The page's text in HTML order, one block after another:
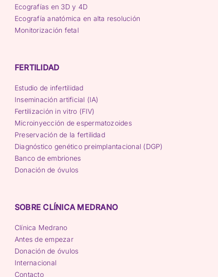
Ecografías en 3D y 4D
Ecografía anatómica en alta resolución
Monitorización fetal
FERTILIDAD
Estudio de infertilidad
Inseminación artificial (IA)
Fertilización in vitro (FIV)
Microinyección de espermatozoides
Preservación de la fertilidad
Diagnóstico genético preimplantacional (DGP)
Banco de embriones
Donación de óvulos
SOBRE CLÍNICA MEDRANO
Clínica Medrano
Antes de empezar
Donación de óvulos
Internacional
Contacto